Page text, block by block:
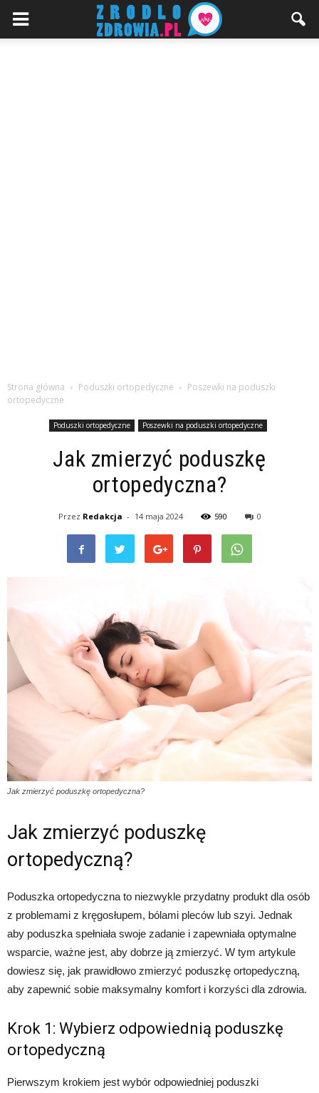
Strona główna Poduszki ortopedyczne
Poszewki na poduszki
ortopedyczne
Poduszki ortopedyczne Poszewki na poduszki ortopedyczne
Jak zmierzyć poduszkę
ortopedyczna?
Przez Redakcja - 14 maja 2024 590 0
Jak zmierzyć poduszkę ortopedyczna?
Jak zmierzyć poduszkę
ortopedyczną?
Poduszka ortopedyczna to niezwykle przydatny produkt dla osób
z problemami z kręgosłupem, bólami pleców lub szyi. Jednak
aby poduszka spełniała swoje zadanie i zapewniała optymalne
wsparcie, ważne jest, aby dobrze ją zmierzyć. W tym artykule
dowiesz się, jak prawidłowo zmierzyć poduszkę ortopedyczną,
aby zapewnić sobie maksymalny komfort i korzyści dla zdrowia.
Krok 1: Wybierz odpowiednią poduszkę
ortopedyczną
Pierwszym krokiem jest wybór odpowiedniej poduszki